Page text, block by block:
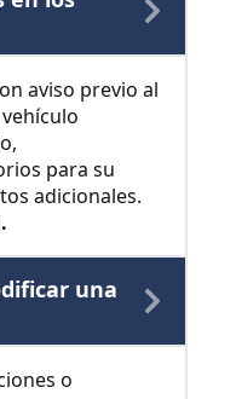
aviso previo al
para su
adicionales.
una
o